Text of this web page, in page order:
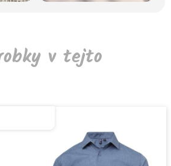
v tejto